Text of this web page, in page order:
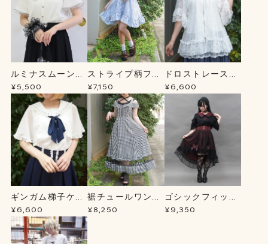
ルミナスムーン刺
繍ブラウス
¥5,500
ストライプ柄フー
ドシャツＯＰ
¥7,150
ドロストレースパ
ーカー
¥6,600
ギンガム梯子ケー
プＢＬ
¥6,600
裾チュールワンピ
ース
¥8,250
ゴシックフィッシ
ュテールＳＫ
¥9,350